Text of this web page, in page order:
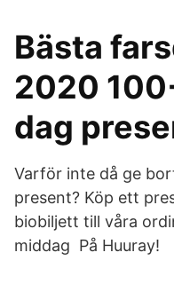
Bästa
2020
dag
Varför inte då ge
present? Köp ett
biobiljett till våra
middag På Huuray!